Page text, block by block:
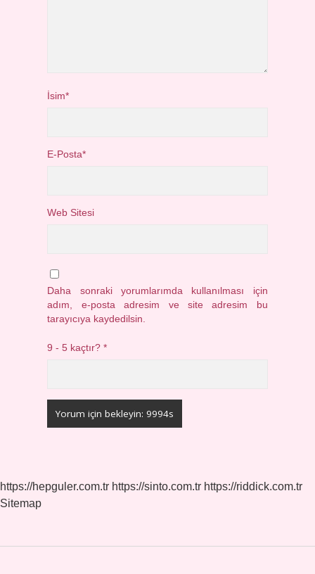
İsim*
E-Posta*
Web Sitesi
Daha sonraki yorumlarımda kullanılması için
adım, e-posta adresim ve site adresim bu
tarayıcıya kaydedilsin.
9 - 5 kaçtır?*
https://hepguler.com.tr https://sinto.com.tr https://riddick.com.tr
Sitemap